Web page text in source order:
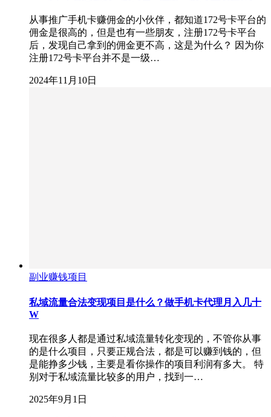
从事推广手机卡赚佣金的小伙伴，都知道172号卡平台的
佣金是很高的，但是也有一些朋友，注册172号卡平台
后，发现自己拿到的佣金更不高，这是为什么？ 因为你
注册172号卡平台并不是一级…
2024年11月10日
副业赚钱项目
私域流量合法变现项目是什么？做手机卡代理月入几十
W
现在很多人都是通过私域流量转化变现的，不管你从事
的是什么项目，只要正规合法，都是可以赚到钱的，但
是能挣多少钱，主要是看你操作的项目利润有多大。 特
别对于私域流量比较多的用户，找到一…
2025年9月1日